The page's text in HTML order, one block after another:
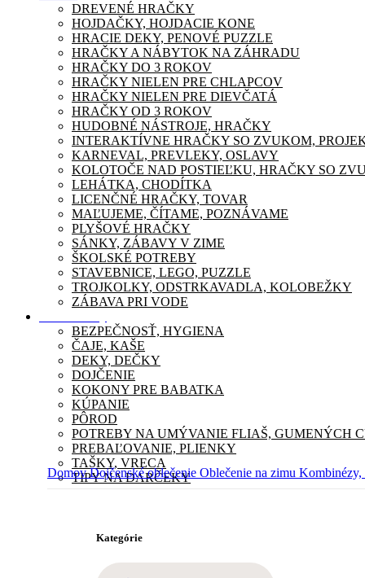
DREVENÉ HRAČKY
HOJDAČKY, HOJDACIE KONE
HRACIE DEKY, PENOVÉ PUZZLE
HRAČKY A NÁBYTOK NA ZÁHRADU
HRAČKY DO 3 ROKOV
HRAČKY NIELEN PRE CHLAPCOV
HRAČKY NIELEN PRE DIEVČATÁ
HRAČKY OD 3 ROKOV
HUDOBNÉ NÁSTROJE, HRAČKY
INTERAKTÍVNE HRAČKY SO ZVUKOM,
KARNEVAL, PREVLEKY, OSLAVY
KOLOTOČE NAD POSTIEĽKU, HRAČKY SO
LEHÁTKA, CHODÍTKA
LICENČNÉ HRAČKY, TOVAR
MAĽUJEME, ČÍTAME, POZNÁVAME
PLYŠOVÉ HRAČKY
SÁNKY, ZÁBAVY V ZIME
ŠKOLSKÉ POTREBY
STAVEBNICE, LEGO, PUZZLE
TROJKOLKY, ODSTRKAVADLA, KOLOBEŽKY
ZÁBAVA PRI VODE
BEZPEČNOSŤ, HYGIENA
ČAJE, KAŠE
DEKY, DEČKY
DOJČENIE
KOKONY PRE BABATKA
KÚPANIE
PÔROD
POTREBY NA UMÝVANIE FLIAŠ, GUMENÝCH
PREBAĽOVANIE, PLIENKY
TAŠKY, VRECA
TIPY NA DARČEKY
DomovDojčenské oblečenie Oblečenie na zimu Kombinézy,
Kategórie